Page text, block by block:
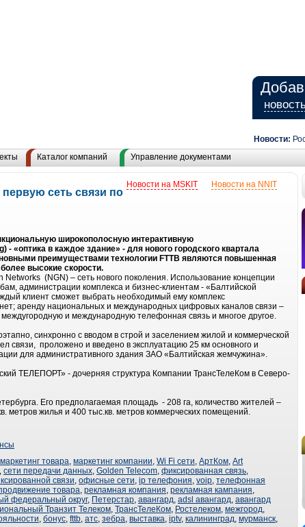
Новости:
Каталог компаний Управление документами
Новости на NNIT
Новости на MSKIT
сеть связи по
широкополосную интерактивную
«оптика в каждое здание» - для нового городского квартала
преимуществами технологии FTTB являются повышенная
высокие скорости.
(NGN) – сеть нового поколения. Использование концепции
администрации комплекса и бизнес-клиентам - «Балтийской
клиент сможет выбрать необходимый ему комплекс
аренду национальных и международных цифровых каналов связи –
и международную телефонная связь и многое другое.
синхронно с вводом в строй и заселением жилой и коммерческой
связи, проложено и введено в эксплуатацию 25 км основного и
для административного здания ЗАО «Балтийская жемчужина».
ТЕЛЕПОРТ» - дочерняя структура Компании ТрансТелеКом в Северо-
Его предполагаемая площадь - 208 га, количество жителей –
метров жилья и 400 тыс.кв. метров коммерческих помещений.
маркетинг товара, маркетинг компании, Wi Fi сети, АртКом, Art
, сети передачи данных, Golden Telecom, фиксированная связь,
связи, офисные сети, ip телефония, voip, телефонная
товара, рекламная компания, рекламная кампания,
федеральный округ, Петерстар, авангард, adsl авангард, авангард
Транзит Телеком, ТрансТелеКом, Ростелеком, межгород,
, бонус, fttb, атс, зебра, выставка, iptv, калининград, мурманск,